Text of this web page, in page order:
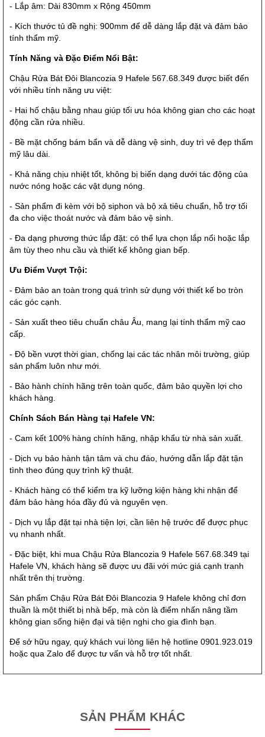
- Lắp âm: Dài 830mm x Rộng 450mm
- Kích thước tủ đề nghị: 900mm để dễ dàng lắp đặt và đảm bảo
tính thẩm mỹ.
Tính Năng và Đặc Điểm Nổi Bật:
Chậu Rửa Bát Đôi Blancozia 9 Hafele 567.68.349 được biết đến
với nhiều tính năng ưu việt:
- Hai hố chậu bằng nhau giúp tối ưu hóa không gian cho các hoạt
động cần rửa nhiều.
- Bề mặt chống bám bẩn và dễ dàng vệ sinh, duy trì vẻ đẹp thẩm
mỹ lâu dài.
- Khả năng chịu nhiệt tốt, không bị biến dạng dưới tác động của
nước nóng hoặc các vật dụng nóng.
- Sản phẩm đi kèm với bộ siphon và bộ xả tiêu chuẩn, hỗ trợ tối
đa cho việc thoát nước và đảm bảo vệ sinh.
- Đa dạng phương thức lắp đặt: có thể lựa chọn lắp nổi hoặc lắp
âm tùy theo nhu cầu và thiết kế không gian bếp.
Ưu Điểm Vượt Trội:
- Đảm bảo an toàn trong quá trình sử dụng với thiết kế bo tròn
các góc cạnh.
- Sản xuất theo tiêu chuẩn châu Âu, mang lại tính thẩm mỹ cao
cấp.
- Độ bền vượt thời gian, chống lại các tác nhân môi trường, giúp
sản phẩm luôn như mới.
- Bảo hành chính hãng trên toàn quốc, đảm bảo quyền lợi cho
khách hàng.
Chính Sách Bán Hàng tại Hafele VN:
- Cam kết 100% hàng chính hãng, nhập khẩu từ nhà sản xuất.
- Dịch vụ bảo hành tận tâm và chu đáo, hướng dẫn lắp đặt tận
tình theo đúng quy trình kỹ thuật.
- Khách hàng có thể kiểm tra kỹ lưỡng kiện hàng khi nhận để
đảm bảo hàng hóa đầy đủ và nguyên vẹn.
- Dịch vụ lắp đặt tại nhà tiện lợi, cần liên hệ trước để được phục
vụ nhanh nhất.
- Đặc biệt, khi mua Chậu Rửa Blancozia 9 Hafele 567.68.349 tại
Hafele VN, khách hàng sẽ được ưu đãi với mức giá cạnh tranh
nhất trên thị trường.
Sản phẩm Chậu Rửa Bát Đôi Blancozia 9 Hafele không chỉ đơn
thuần là một thiết bị nhà bếp, mà còn là điểm nhấn nâng tầm
không gian sống hiện đại và tiện nghi cho gia đình bạn.
Để sở hữu ngay, quý khách vui lòng liên hệ hotline 0901.923.019
hoặc qua Zalo để được tư vấn và hỗ trợ tốt nhất.
SẢN PHẨM KHÁC